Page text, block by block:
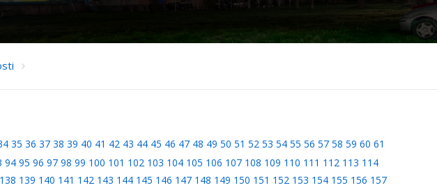
35 36 37 38 39 40 41 42 43 44 45 46 47 48 49 50 51 52 53 54 55 56 57 58 59 60 61
94 95 96 97 98 99 100 101 102 103 104 105 106 107 108 109 110 111 112 113 114
138 139 140 141 142 143 144 145 146 147 148 149 150 151 152 153 154 155 156 157